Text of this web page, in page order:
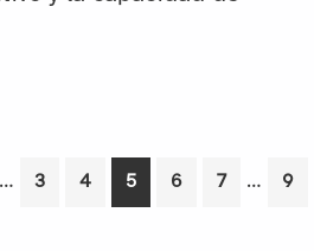
Páginas
… Página
3 Página
4 Página
5 Página
6 Página
7 … 9